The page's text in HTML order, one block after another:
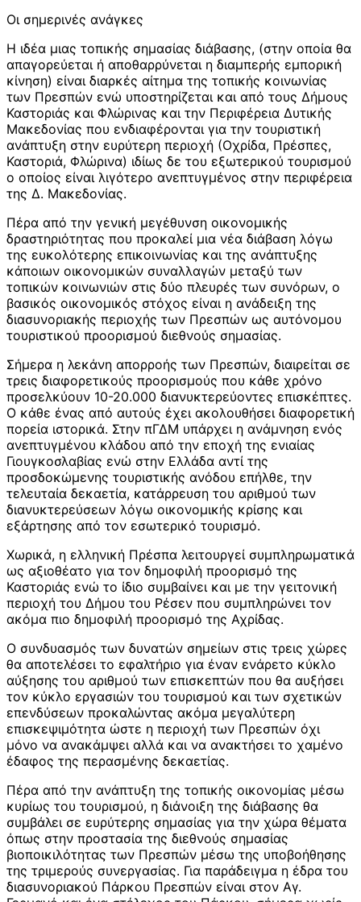
Οι σημερινές ανάγκες
Η ιδέα μιας τοπικής σημασίας διάβασης, (στην οποία θα
απαγορεύεται ή αποθαρρύνεται η διαμπερής εμπορική
κίνηση) είναι διαρκές αίτημα της τοπικής κοινωνίας
των Πρεσπών ενώ υποστηρίζεται και από τους Δήμους
Καστοριάς και Φλώρινας και την Περιφέρεια Δυτικής
Μακεδονίας που ενδιαφέρονται για την τουριστική
ανάπτυξη στην ευρύτερη περιοχή (Οχρίδα, Πρέσπες,
Καστοριά, Φλώρινα) ιδίως δε του εξωτερικού τουρισμού
ο οποίος είναι λιγότερο ανεπτυγμένος στην περιφέρεια
της Δ. Μακεδονίας.
Πέρα από την γενική μεγέθυνση οικονομικής
δραστηριότητας που προκαλεί μια νέα διάβαση λόγω
της ευκολότερης επικοινωνίας και της ανάπτυξης
κάποιων οικονομικών συναλλαγών μεταξύ των
τοπικών κοινωνιών στις δύο πλευρές των συνόρων, ο
βασικός οικονομικός στόχος είναι η ανάδειξη της
διασυνοριακής περιοχής των Πρεσπών ως αυτόνομου
τουριστικού προορισμού διεθνούς σημασίας.
Σήμερα η λεκάνη απορροής των Πρεσπών, διαιρείται σε
τρεις διαφορετικούς προορισμούς που κάθε χρόνο
προσελκύουν 10-20.000 διανυκτερεύοντες επισκέπτες.
Ο κάθε ένας από αυτούς έχει ακολουθήσει διαφορετική
πορεία ιστορικά. Στην πΓΔΜ υπάρχει η ανάμνηση ενός
ανεπτυγμένου κλάδου από την εποχή της ενιαίας
Γιουγκοσλαβίας ενώ στην Ελλάδα αντί της
προσδοκώμενης τουριστικής ανόδου επήλθε, την
τελευταία δεκαετία, κατάρρευση του αριθμού των
διανυκτερεύσεων λόγω οικονομικής κρίσης και
εξάρτησης από τον εσωτερικό τουρισμό.
Χωρικά, η ελληνική Πρέσπα λειτουργεί συμπληρωματικά
ως αξιοθέατο για τον δημοφιλή προορισμό της
Καστοριάς ενώ το ίδιο συμβαίνει και με την γειτονική
περιοχή του Δήμου του Ρέσεν που συμπληρώνει τον
ακόμα πιο δημοφιλή προορισμό της Αχρίδας.
Ο συνδυασμός των δυνατών σημείων στις τρεις χώρες
θα αποτελέσει το εφαλτήριο για έναν ενάρετο κύκλο
αύξησης του αριθμού των επισκεπτών που θα αυξήσει
τον κύκλο εργασιών του τουρισμού και των σχετικών
επενδύσεων προκαλώντας ακόμα μεγαλύτερη
επισκεψιμότητα ώστε η περιοχή των Πρεσπών όχι
μόνο να ανακάμψει αλλά και να ανακτήσει το χαμένο
έδαφος της περασμένης δεκαετίας.
Πέρα από την ανάπτυξη της τοπικής οικονομίας μέσω
κυρίως του τουρισμού, η διάνοιξη της διάβασης θα
συμβάλει σε ευρύτερης σημασίας για την χώρα θέματα
όπως στην προστασία της διεθνούς σημασίας
βιοποικιλότητας των Πρεσπών μέσω της υποβοήθησης
της τριμερούς συνεργασίας. Για παράδειγμα η έδρα του
διασυνοριακού Πάρκου Πρεσπών είναι στον Αγ.